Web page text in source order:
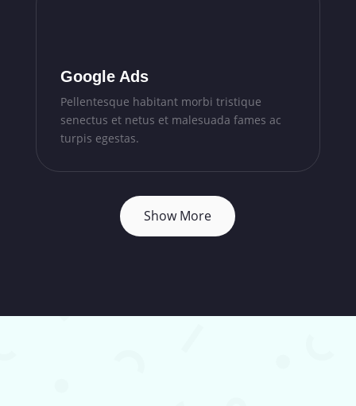
Google Ads
Pellentesque habitant morbi tristique
senectus et netus et malesuada fames ac
turpis egestas.
Show More